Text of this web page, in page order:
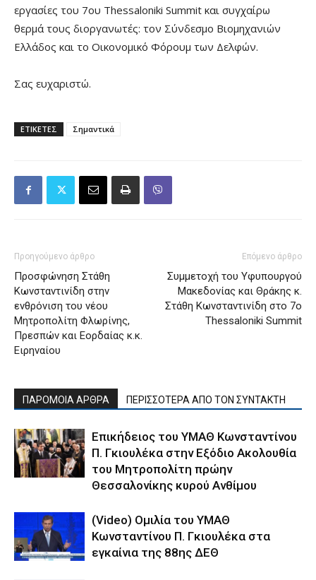
εργασίες του 7ου Thessaloniki Summit και συγχαίρω
θερμά τους διοργανωτές: τον Σύνδεσμο Βιομηχανιών
Ελλάδος και το Οικονομικό Φόρουμ των Δελφών.
Σας ευχαριστώ.
ΕΤΙΚΕΤΕΣ Σημαντικά
Προηγούμενο άρθρο
Προσφώνηση Στάθη
Κωνσταντινίδη στην
ενθρόνιση του νέου
Μητροπολίτη Φλωρίνης,
Πρεσπών και Εορδαίας κ.κ.
Ειρηναίου
Επόμενο άρθρο
Συμμετοχή του Υφυπουργού
Μακεδονίας και Θράκης κ.
Στάθη Κωνσταντινίδη στο 7ο
Thessaloniki Summit
ΠΑΡΟΜΟΙΑ ΑΡΘΡΑ ΠΕΡΙΣΣΟΤΕΡΑ ΑΠΟ ΤΟΝ ΣΥΝΤΑΚΤΗ
Επικήδειος του ΥΜΑΘ Κωνσταντίνου
Π. Γκιουλέκα στην Εξόδιο Ακολουθία
του Μητροπολίτη πρώην
Θεσσαλονίκης κυρού Ανθίμου
(Video) Ομιλία του ΥΜΑΘ
Κωνσταντίνου Π. Γκιουλέκα στα
εγκαίνια της 88ης ΔΕΘ